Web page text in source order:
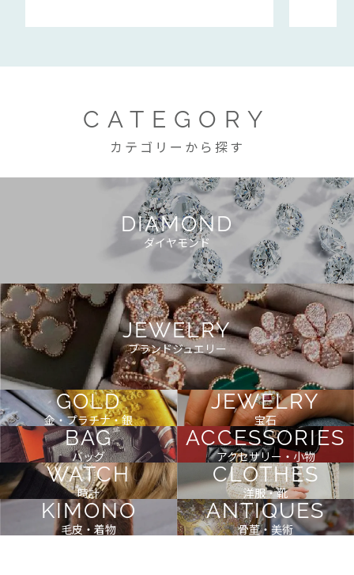
CATEGORY
カテゴリーから探す
DIAMOND
ダイヤモンド
JEWELRY
ブランドジュエリー
GOLD
金・プラチナ・銀
JEWELRY
宝石
BAG
バッグ
ACCESSORIES
アクセサリー・小物
WATCH
時計
CLOTHES
洋服・靴
KIMONO
毛皮・着物
ANTIQUES
骨董・美術